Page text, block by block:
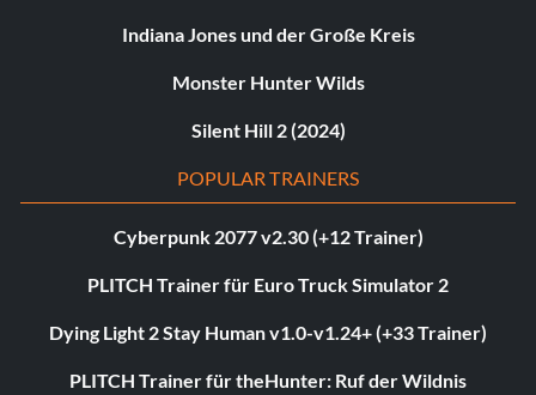
Indiana Jones und der Große Kreis
Monster Hunter Wilds
Silent Hill 2 (2024)
POPULAR TRAINERS
Cyberpunk 2077 v2.30 (+12 Trainer)
PLITCH Trainer für Euro Truck Simulator 2
Dying Light 2 Stay Human v1.0-v1.24+ (+33 Trainer)
PLITCH Trainer für theHunter: Ruf der Wildnis